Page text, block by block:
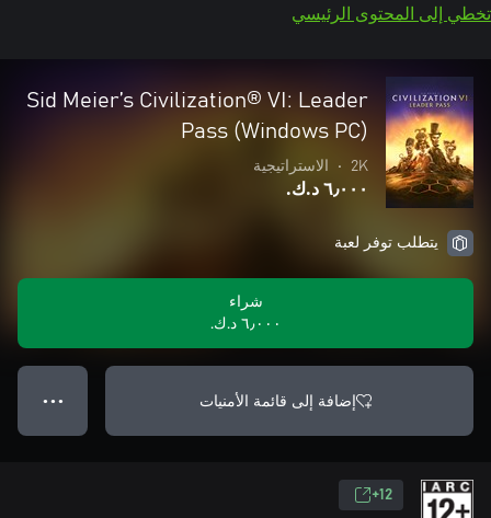
تخطي إلى المحتوى الرئيسي
Sid Meier’s Civilization® VI: Leader
Pass (Windows PC)
2K
• الاستراتيجية
٦٫٠٠٠ د.ك.‏
يتطلب توفر لعبة
شراء
٦٫٠٠٠ د.ك.‏
إضافة إلى قائمة الأمنيات ● ● ●
12+